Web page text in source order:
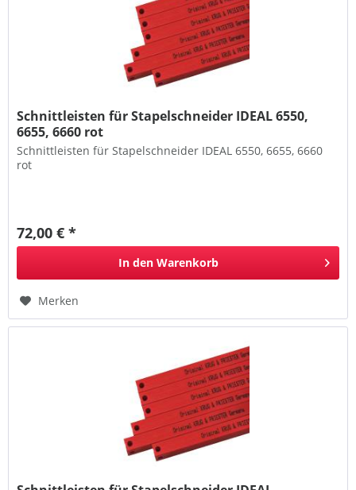
Schnittleisten für Stapelschneider IDEAL 6550,
6655, 6660 rot
Schnittleisten für Stapelschneider IDEAL 6550, 6655, 6660
rot
72,00 € *
In den Warenkorb
Merken